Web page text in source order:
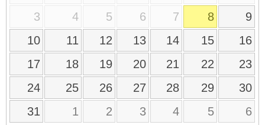
3
4 5 6 7 8
9
10
11 12 13 14 15
16
17
18 19 20 21 22
23
24
25 26 27 28 29
30
31
1 2 3 4 5 6